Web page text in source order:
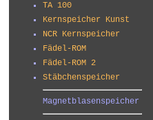
TA 100
Kernspeicher Kunst
NCR Kernspeicher
Fädel-ROM
Fädel-ROM 2
Stäbchenspeicher
Magnetblasenspeicher